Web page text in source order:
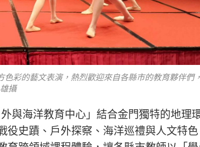
彩的藝文表演，熱烈歡迎來自各縣市的教育夥伴們
雄攝
與海洋教育中心」結合金門獨特的地理
役史蹟、戶外探察、海洋巡禮與人文特